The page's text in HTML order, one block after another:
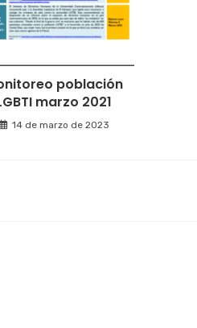
población
marzo 2021
14 de marzo de 2023